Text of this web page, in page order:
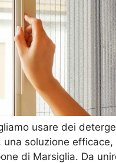
usare dei
una soluzione efficace,
di Marsiglia. Da